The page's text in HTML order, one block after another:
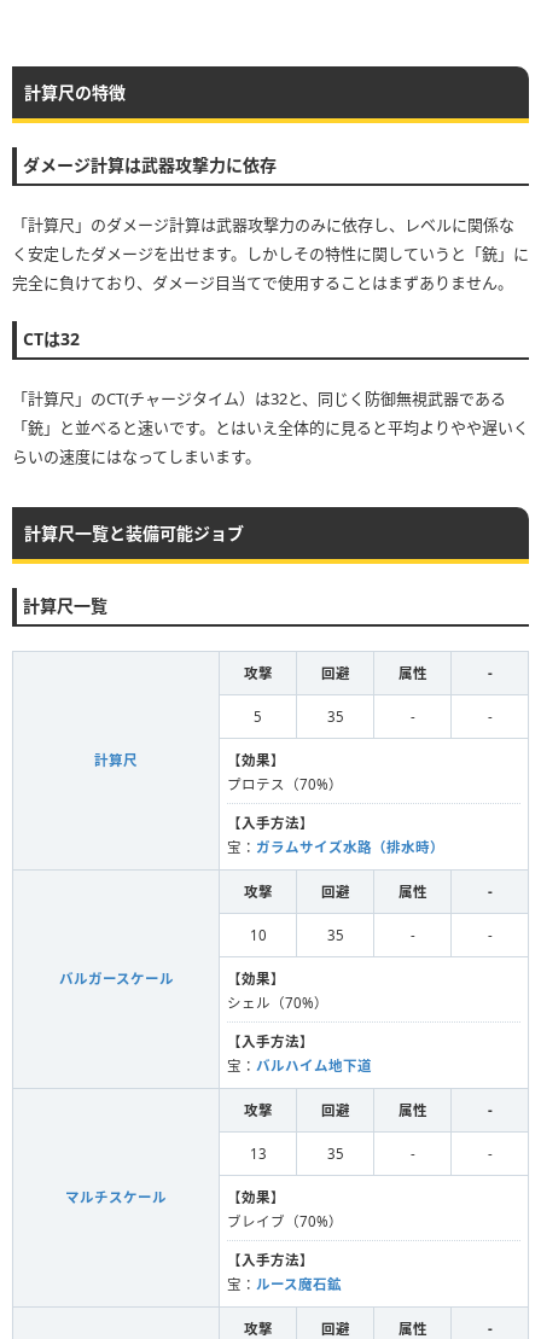
計算尺の特徴
ダメージ計算は武器攻撃力に依存
「計算尺」のダメージ計算は武器攻撃力のみに依存し、レベルに関係な
く安定したダメージを出せます。しかしその特性に関していうと「銃」に
完全に負けており、ダメージ目当てで使用することはまずありません。
CTは32
「計算尺」のCT(チャージタイム）は32と、同じく防御無視武器である
「銃」と並べると速いです。とはいえ全体的に見ると平均よりやや遅いく
らいの速度にはなってしまいます。
計算尺一覧と装備可能ジョブ
計算尺一覧
計算尺
攻撃 回避 属性 -
5 35 - -
【効果】
プロテス（70%）
【入手方法】
宝： ガラムサイズ水路（排水時）
バルガースケール
攻撃 回避 属性 -
10 35 - -
【効果】
シェル（70%）
【入手方法】
宝： バルハイム地下道
マルチスケール
攻撃 回避 属性 -
13 35 - -
【効果】
ブレイブ（70%）
【入手方法】
宝： ルース魔石鉱
攻撃 回避 属性 -